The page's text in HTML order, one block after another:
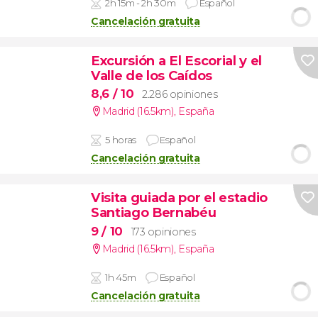
2h 15m - 2h 30m Español
Cancelación gratuita
Excursión a El Escorial y el
Valle de los Caídos
8,6 / 10
2.286 opiniones
Madrid (16.5km), España
5 horas Español
Cancelación gratuita
Visita guiada por el estadio
Santiago Bernabéu
9/ 10
173 opiniones
Madrid (16.5km), España
1h 45m Español
Cancelación gratuita